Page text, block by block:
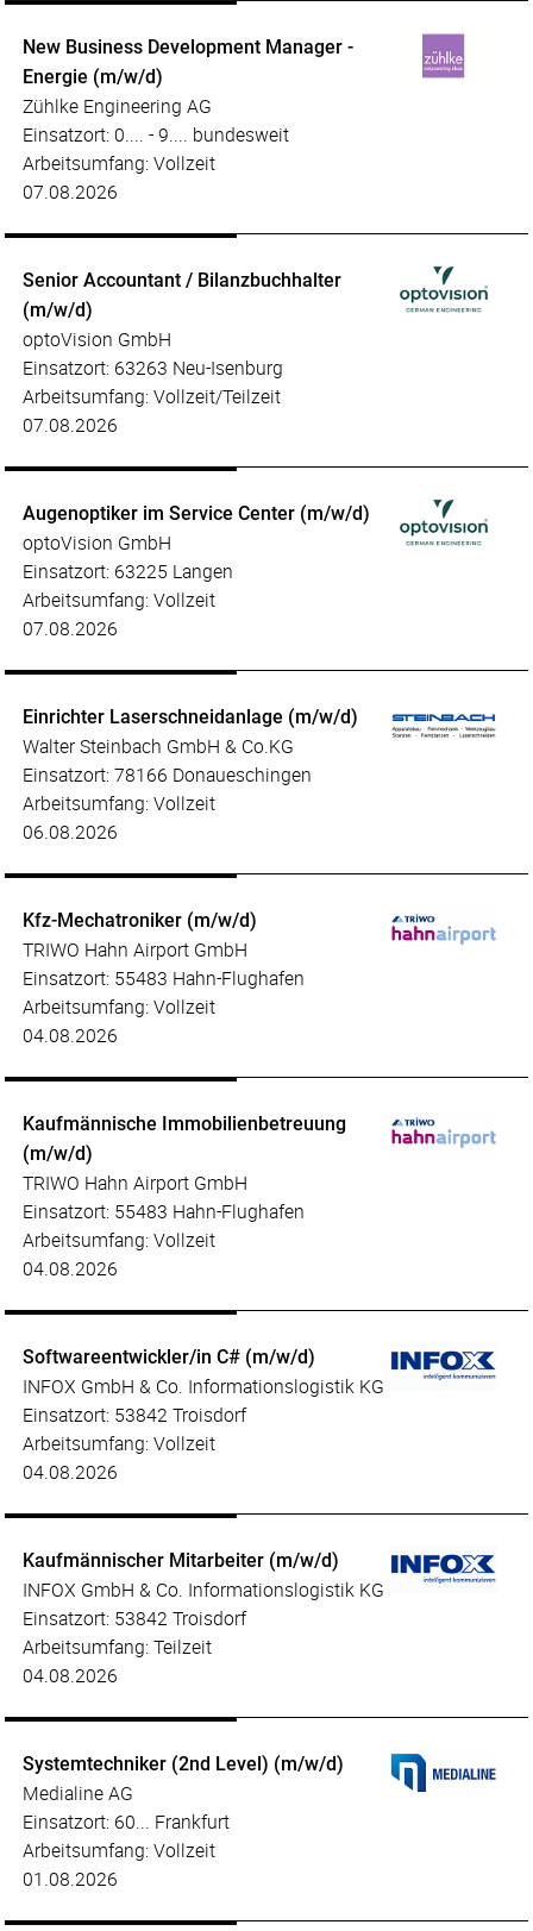
New Business Development Manager -
Energie (m/w/d)
Zühlke Engineering AG
Einsatzort: 0.... - 9.... bundesweit
Arbeitsumfang: Vollzeit
07.08.2026
Senior Accountant / Bilanzbuchhalter
(m/w/d)
optoVision GmbH
Einsatzort: 63263 Neu-Isenburg
Arbeitsumfang: Vollzeit/Teilzeit
07.08.2026
Augenoptiker im Service Center (m/w/d)
optoVision GmbH
Einsatzort: 63225 Langen
Arbeitsumfang: Vollzeit
07.08.2026
Einrichter Laserschneidanlage (m/w/d)
Walter Steinbach GmbH & Co.KG
Einsatzort: 78166 Donaueschingen
Arbeitsumfang: Vollzeit
06.08.2026
Kfz-Mechatroniker (m/w/d)
TRIWO Hahn Airport GmbH
Einsatzort: 55483 Hahn-Flughafen
Arbeitsumfang: Vollzeit
04.08.2026
Kaufmännische Immobilienbetreuung
(m/w/d)
TRIWO Hahn Airport GmbH
Einsatzort: 55483 Hahn-Flughafen
Arbeitsumfang: Vollzeit
04.08.2026
Softwareentwickler/in C# (m/w/d)
INFOX GmbH & Co. Informationslogistik KG
Einsatzort: 53842 Troisdorf
Arbeitsumfang: Vollzeit
04.08.2026
Kaufmännischer Mitarbeiter (m/w/d)
INFOX GmbH & Co. Informationslogistik KG
Einsatzort: 53842 Troisdorf
Arbeitsumfang: Teilzeit
04.08.2026
Systemtechniker (2nd Level) (m/w/d)
Medialine AG
Einsatzort: 60... Frankfurt
Arbeitsumfang: Vollzeit
01.08.2026